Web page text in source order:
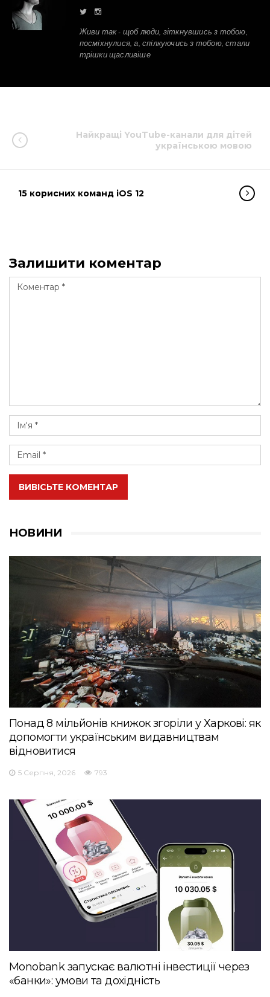
Живи так - щоб люди, зіткнувшись з тобою,
посміхнулися, а, спілкуючись з тобою, стали
трішки щасливіше
Найкращі YouTube-канали для дітей
українською мовою
15 корисних команд iOS 12
Залишити коментар
ВИВІСЬТЕ КОМЕНТАР
НОВИНИ
Понад 8 мільйонів книжок згоріли у Харкові: як
допомогти українським видавництвам
відновитися
5 Серпня, 2026 793
Monobank запускає валютні інвестиції через
«банки»: умови та дохідність